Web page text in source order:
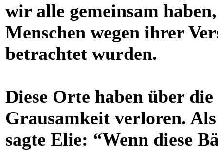
wir alle gemeinsam
Menschen wegen ihrer
betrachtet wurden.
Diese Orte haben über
Grausamkeit verloren.
sagte Elie: “Wenn diese